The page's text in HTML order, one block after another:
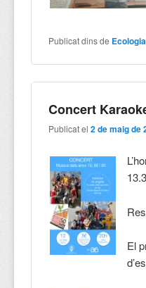
Publicat dins de Ecologia
Concert
Publicat el2 de maig de
El